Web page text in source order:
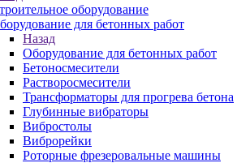
оборудование
для бетонных работ
Назад
Оборудование для бетонных работ
Бетоносмесители
Растворосмесители
Трансформаторы для прогрева бетона
Глубинные вибраторы
Вибростолы
Виброрейки
Роторные фрезеровальные машины